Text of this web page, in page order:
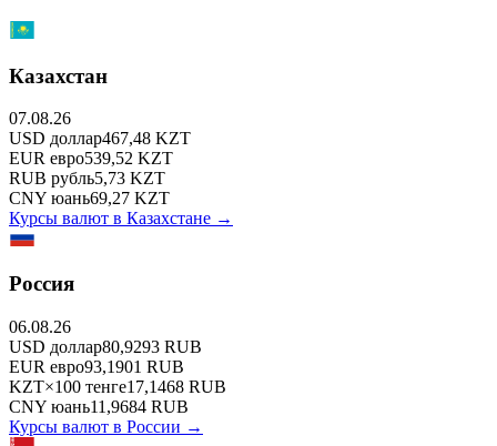
Казахстан
07.08.26
USD доллар467,48 KZT
EUR евро539,52 KZT
RUB рубль5,73 KZT
CNY юань69,27 KZT
Курсы валют в Казахстане →
Россия
06.08.26
USD доллар80,9293 RUB
EUR евро93,1901 RUB
KZT×100 тенге17,1468 RUB
CNY юань11,9684 RUB
Курсы валют в России →